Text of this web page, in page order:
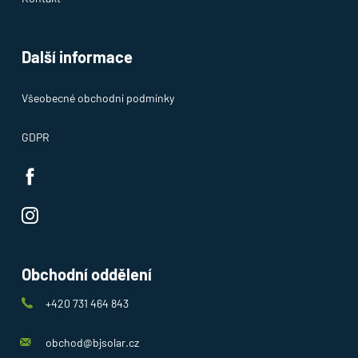
Další informace
Všeobecné obchodní podmínky
GDPR
Obchodní oddělení
+420 731 464 843
obchod@bjsolar.cz